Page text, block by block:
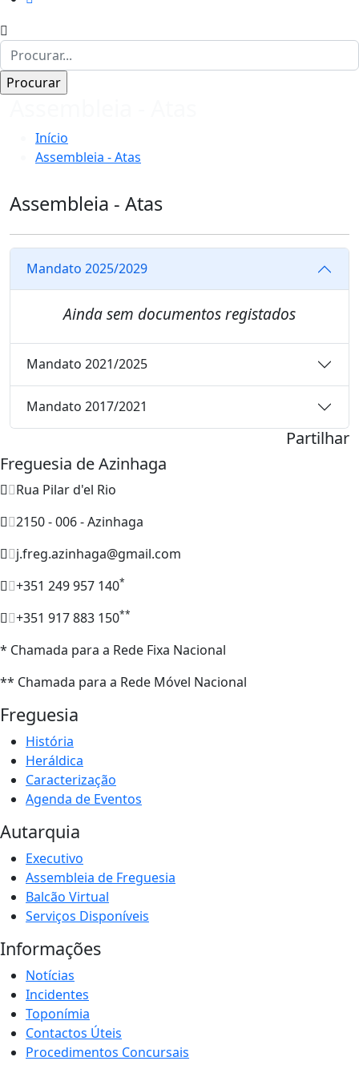
Início
Assembleia - Atas
Assembleia - Atas
Mandato 2025/2029
Ainda sem documentos registados
Mandato 2021/2025
Mandato 2017/2021
Partilhar
Freguesia de Azinhaga
Rua Pilar d'el Rio
2150 - 006 - Azinhaga
j.freg.azinhaga@gmail.com
+351 249 957 140*
+351 917 883 150**
* Chamada para a Rede Fixa Nacional
** Chamada para a Rede Móvel Nacional
Freguesia
História
Heráldica
Caracterização
Agenda de Eventos
Autarquia
Executivo
Assembleia de Freguesia
Balcão Virtual
Serviços Disponíveis
Informações
Notícias
Incidentes
Toponímia
Contactos Úteis
Procedimentos Concursais